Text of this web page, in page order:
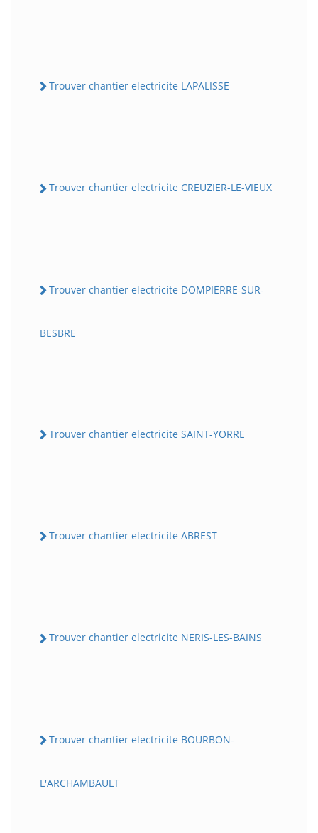
Trouver chantier electricite LAPALISSE
Trouver chantier electricite CREUZIER-LE-VIEUX
Trouver chantier electricite DOMPIERRE-SUR-
BESBRE
Trouver chantier electricite SAINT-YORRE
Trouver chantier electricite ABREST
Trouver chantier electricite NERIS-LES-BAINS
Trouver chantier electricite BOURBON-
L'ARCHAMBAULT